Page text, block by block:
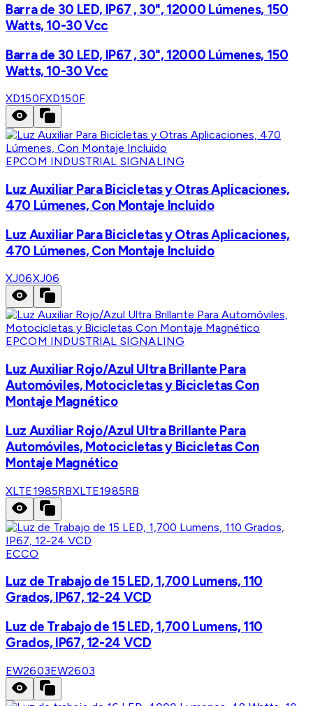
Barra de 30 LED, IP67 , 30", 12000 Lúmenes, 150
Watts, 10-30 Vcc
Barra de 30 LED, IP67 , 30", 12000 Lúmenes, 150
Watts, 10-30 Vcc
XD150FXD150F
EPCOM INDUSTRIAL SIGNALING
Luz Auxiliar Para Bicicletas y Otras Aplicaciones,
470 Lúmenes, Con Montaje Incluido
Luz Auxiliar Para Bicicletas y Otras Aplicaciones,
470 Lúmenes, Con Montaje Incluido
XJ06XJ06
EPCOM INDUSTRIAL SIGNALING
Luz Auxiliar Rojo/Azul Ultra Brillante Para
Automóviles, Motocicletas y Bicicletas Con
Montaje Magnético
Luz Auxiliar Rojo/Azul Ultra Brillante Para
Automóviles, Motocicletas y Bicicletas Con
Montaje Magnético
XLTE1985RBXLTE1985RB
ECCO
Luz de Trabajo de 15 LED, 1,700 Lumens, 110
Grados, IP67, 12-24 VCD
Luz de Trabajo de 15 LED, 1,700 Lumens, 110
Grados, IP67, 12-24 VCD
EW2603EW2603